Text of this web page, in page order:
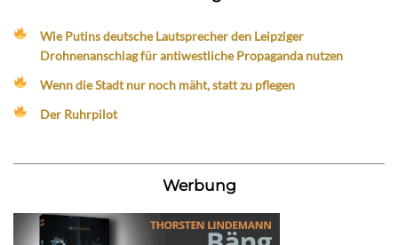
Wie Putins deutsche Lautsprecher den Leipziger
Drohnenanschlag für antiwestliche Propaganda nutzen
Wenn die Stadt nur noch mäht, statt zu pflegen
Der Ruhrpilot
Werbung